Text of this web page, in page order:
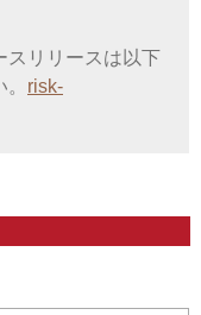
スリリースは以下
risk-